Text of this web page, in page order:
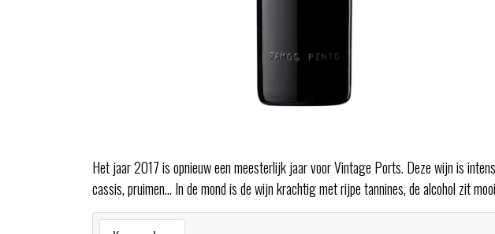
Het jaar 2017 is opnieuw een meesterlijk jaar voor Vintage Ports. Deze wijn is
cassis, pruimen... In de mond is de wijn krachtig met rijpe tannines, de alcohol zit